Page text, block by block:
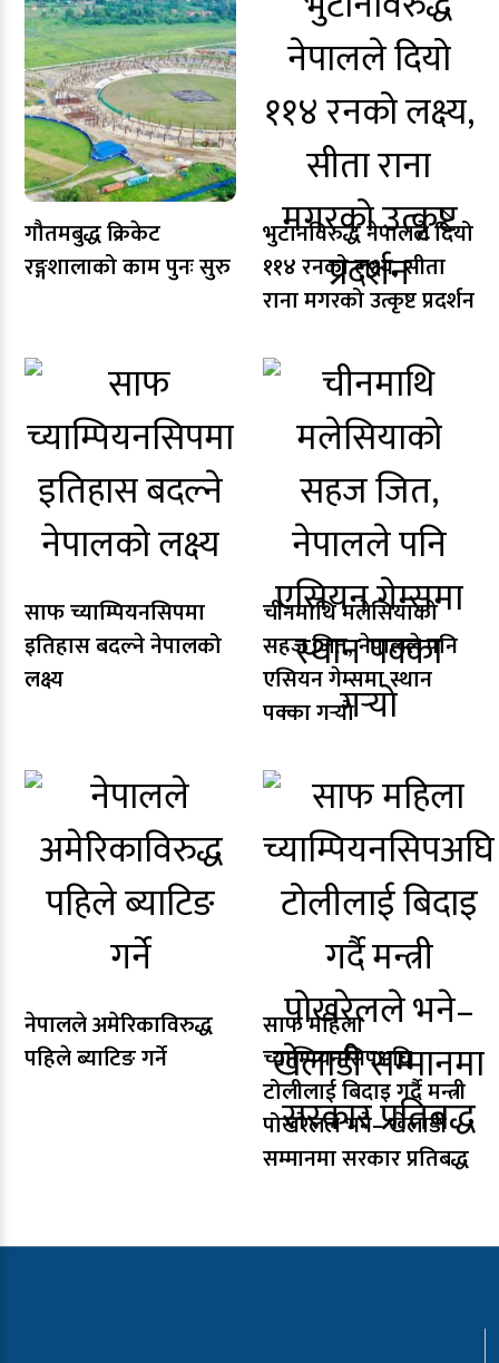
गौतमबुद्ध क्रिकेट
रङ्गशालाको काम पुनः सुरु
भुटानविरुद्ध नेपालले दियो
११४ रनको लक्ष्य, सीता
राना मगरको उत्कृष्ट प्रदर्शन
साफ च्याम्पियनसिपमा
इतिहास बदल्ने नेपालको
लक्ष्य
चीनमाथि मलेसियाको
सहज जित, नेपालले पनि
एसियन गेम्समा स्थान
पक्का गर्‍यो
नेपालले अमेरिकाविरुद्ध
पहिले ब्याटिङ गर्ने
साफ महिला
च्याम्पियनसिपअघि
टोलीलाई बिदाइ गर्दै मन्त्री
पोखरेलले भने– खेलाडी
सम्मानमा सरकार प्रतिबद्ध